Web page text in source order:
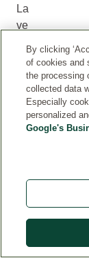
La
ve
ax
Oi
By clicking
of cookies and
the processing
collected data
Especially
personalized
Google's